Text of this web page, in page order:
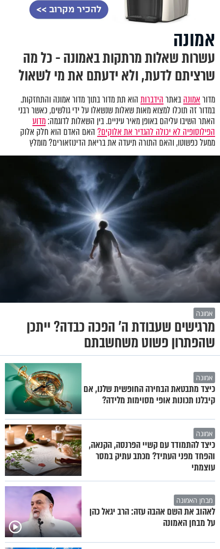
אמונה
עשרות שאלות מרתקות באמונה - כל מה
שרציתם לדעת, ולא ידעתם את מי לשאול
מדוראמונהבאתרהידברותהוא תת מדור בתוך מדור אמונה והתחזקות.
במדור זה תוכלו למצוא מאות שאלות שנשאלו על ידי גולשים, כאשר רבני
האתר השיבו עליהם באופן מאיר עיניים. בין השאלות לדוגמה:מדוע
הפילוסופיה לא יכולה להגדיר את אלוקים?האם האדם הוא חלק אלוק
ממעל כפשוטו, והאם התורה תיעדה את בריאת הדינוזאורים? מומלץ
אמונה
מרגישים שעבודת ה' הפכה כבדה? ייתכן
שהפתרון פשוט משחשבתם
אמונה
כיצד מתבטאת הבחירה החופשית שלנו, אם
קיבלנו תכונות אופי מסוימות מלידה?
אמונה
כיצד להתמודד עם קשיי הפרנסה, הקנאה,
והפחד מפני העתיד? מכתב עתיק במסר
עוצמתי
מבחן האמונה
לאהוב את השם אהבה עזה: הרב יגאל כהן
על מבחן האמונה